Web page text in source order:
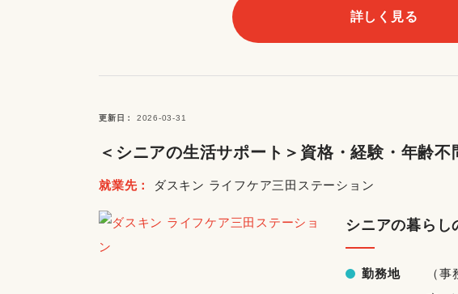
詳しく見る
更新日 2026-03-31
＜シニアの生活サポート＞資格・経験・年齢
就業先 ダスキン ライフケア三田ステーション
シニアの暮らし
勤務地
（